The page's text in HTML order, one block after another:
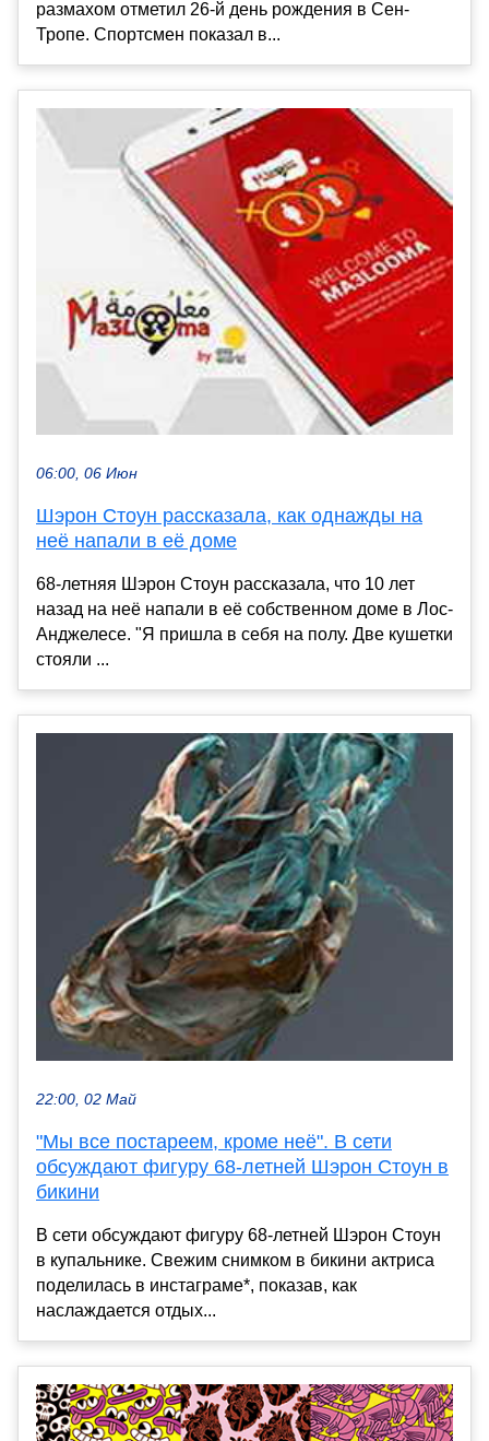
размахом отметил 26-й день рождения в Сен-
Тропе. Спортсмен показал в...
06:00, 06 Июн
Шэрон Стоун рассказала, как однажды на
неё напали в её доме
68-летняя Шэрон Стоун рассказала, что 10 лет
назад на неё напали в её собственном доме в Лос-
Анджелесе. "Я пришла в себя на полу. Две кушетки
стояли ...
22:00, 02 Май
"Мы все постареем, кроме неё". В сети
обсуждают фигуру 68-летней Шэрон Стоун в
бикини
В сети обсуждают фигуру 68-летней Шэрон Стоун
в купальнике. Свежим снимком в бикини актриса
поделилась в инстаграме*, показав, как
наслаждается отдых...